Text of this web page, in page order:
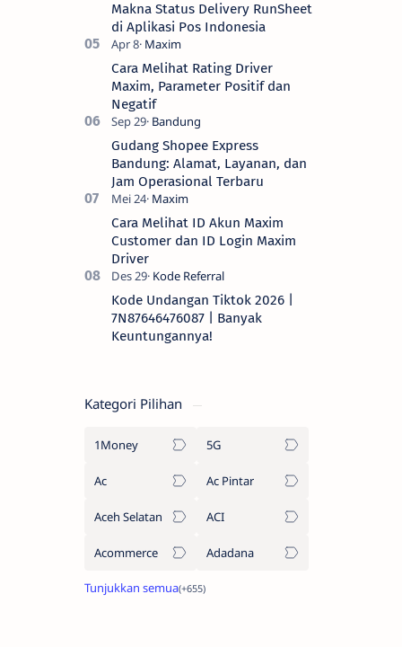
Makna Status Delivery RunSheet
di Aplikasi Pos Indonesia
Cara Melihat Rating Driver
Maxim, Parameter Positif dan
Negatif
Gudang Shopee Express
Bandung: Alamat, Layanan, dan
Jam Operasional Terbaru
Cara Melihat ID Akun Maxim
Customer dan ID Login Maxim
Driver
Kode Undangan Tiktok 2026 |
7N87646476087 | Banyak
Keuntungannya!
Kategori Pilihan
1Money 5G
Ac Ac Pintar
Aceh Selatan ACI
Acommerce Adadana